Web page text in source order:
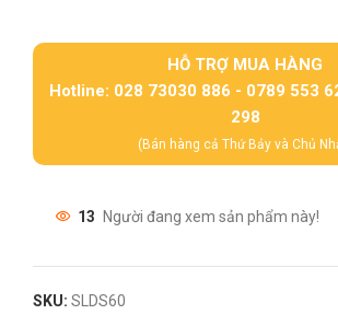
HỖ TRỢ MUA HÀNG
Hotline: 028 73030 886 - 0789 553
298
(Bán hàng cả Thứ Bảy và Chủ
13 Người đang xem sản phẩm này!
SKU: SLDS60